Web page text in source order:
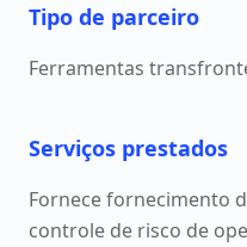
Tipo de parceiro
Ferramentas
Serviços prestados
Fornece fornecimento
controle de risco de